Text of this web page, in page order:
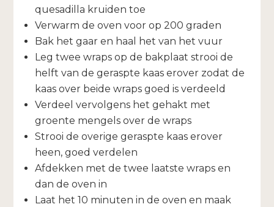
quesadilla kruiden toe
Verwarm de oven voor op 200 graden
Bak het gaar en haal het van het vuur
Leg twee wraps op de bakplaat strooi de
helft van de geraspte kaas erover zodat de
kaas over beide wraps goed is verdeeld
Verdeel vervolgens het gehakt met
groente mengels over de wraps
Strooi de overige geraspte kaas erover
heen, goed verdelen
Afdekken met de twee laatste wraps en
dan de oven in
Laat het 10 minuten in de oven en maak